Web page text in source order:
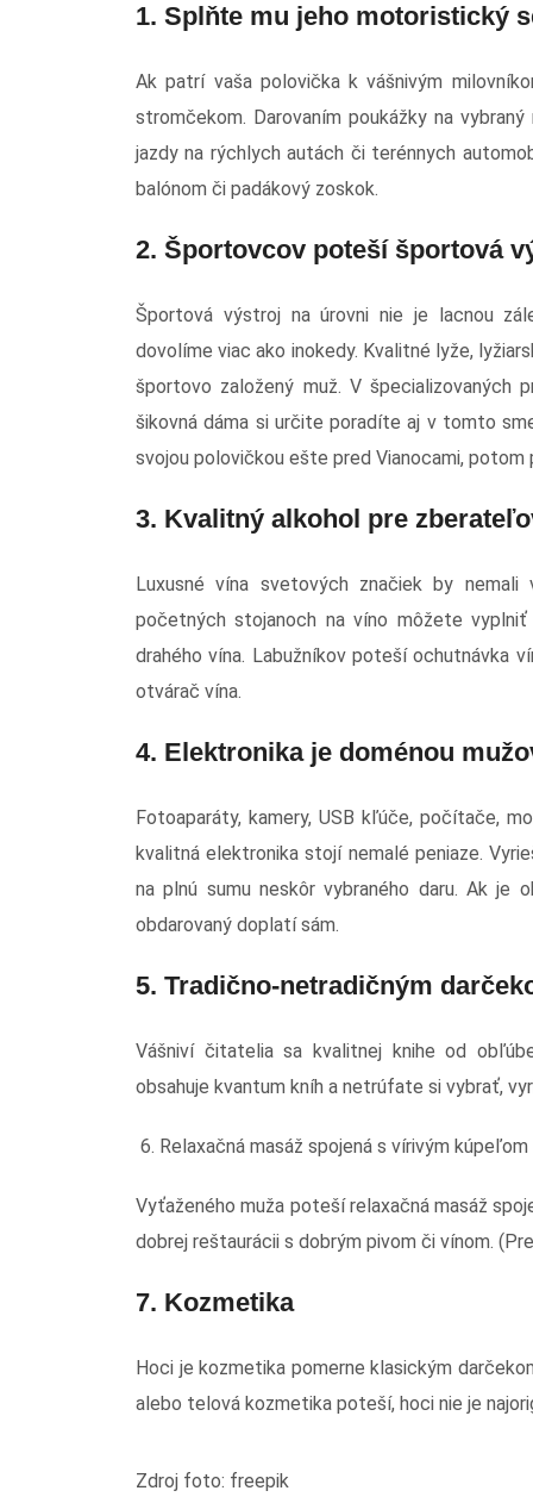
1. Splňte mu jeho motoristický
Ak patrí vaša polovička k vášnivým
stromčekom. Darovaním poukážky na
jazdy na rýchlych autách či terénnych
balónom či padákový zoskok.
2. Športovcov poteší športová
Športová výstroj na úrovni nie je lacnou
dovolíme viac ako inokedy. Kvalitné lyže,
športovo založený muž. V špecializovaných
šikovná dáma si určite poradíte aj v tomto
svojou polovičkou ešte pred Vianocami,
3. Kvalitný alkohol pre
Luxusné vína svetových značiek by
početných stojanoch na víno môžete
drahého vína. Labužníkov poteší ochutnávka
otvárač vína.
4. Elektronika je doménou
Fotoaparáty, kamery, USB kľúče, počítače,
kvalitná elektronika stojí nemalé peniaze.
na plnú sumu neskôr vybraného daru. Ak je
obdarovaný doplatí sám.
5. Tradično-netradičným
Vášniví čitatelia sa kvalitnej knihe od
obsahuje kvantum kníh a netrúfate si vybrať,
6. Relaxačná masáž spojená s vírivým kúpeľom
Vyťaženého muža poteší relaxačná masáž
dobrej reštaurácii s dobrým pivom či vínom.
7. Kozmetika
Hoci je kozmetika pomerne klasickým
alebo telová kozmetika poteší, hoci nie je
Zdroj foto: freepik